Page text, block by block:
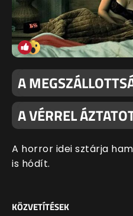
A
A VÉRREL
A horror idei sztárja
is hódít.
KÖZVETÍTÉSEK